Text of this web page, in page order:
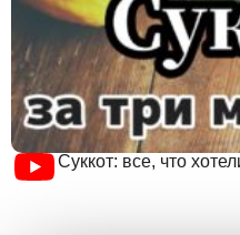
Суккот: все, что